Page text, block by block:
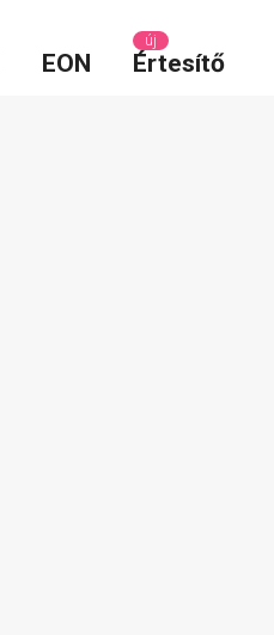
EON
új
Értesítő